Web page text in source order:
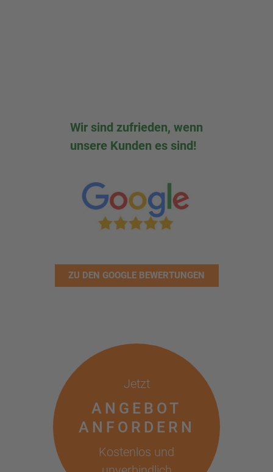
Wir sind zufrieden, wenn
unsere Kunden es sind!
ZU DEN GOOGLE BEWERTUNGEN
Jetzt
ANGEBOT
ANFORDERN
Kostenlos und